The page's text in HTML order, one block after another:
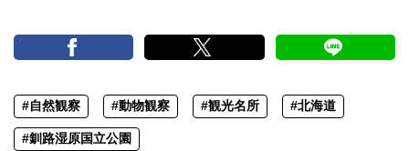
#自然観察 #動物観察 #観光名所 #北海道
#釧路湿原国立公園